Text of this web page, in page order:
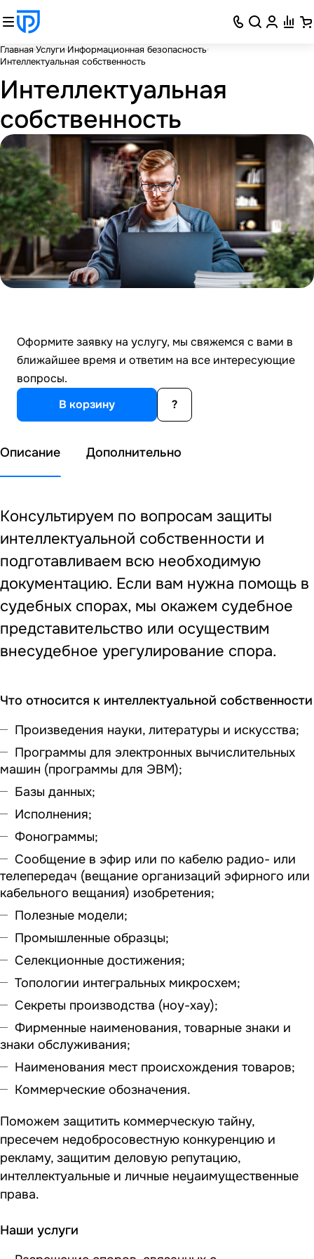
Главная Услуги Информационная безопасность
Интеллектуальная собственность
Интеллектуальная
собственность
Оформите заявку на услугу, мы свяжемся с вами в
ближайшее время и ответим на все интересующие
вопросы.
В корзину
?
Описание Дополнительно
Консультируем по вопросам защиты
интеллектуальной собственности и
подготавливаем всю необходимую
документацию. Если вам нужна помощь в
судебных спорах, мы окажем судебное
представительство или осуществим
внесудебное урегулирование спора.
Что относится к интеллектуальной собственности
Произведения науки, литературы и искусства;
Программы для электронных вычислительных
машин (программы для ЭВМ);
Базы данных;
Исполнения;
Фонограммы;
Сообщение в эфир или по кабелю радио- или
телепередач (вещание организаций эфирного или
кабельного вещания) изобретения;
Полезные модели;
Промышленные образцы;
Селекционные достижения;
Топологии интегральных микросхем;
Секреты производства (ноу-хау);
Фирменные наименования, товарные знаки и
знаки обслуживания;
Наименования мест происхождения товаров;
Коммерческие обозначения.
Поможем защитить коммерческую тайну,
пресечем недобросовестную конкуренцию и
рекламу, защитим деловую репутацию,
интеллектуальные и личные неyaимущественные
права.
Наши услуги